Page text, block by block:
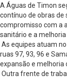
A Águas de Timon
contínuo de obras
compromisso com a
sanitário e a melhoria
As equipes atuam
ruas 97, 93, 96 e
expansão e melhoria
Outra frente de